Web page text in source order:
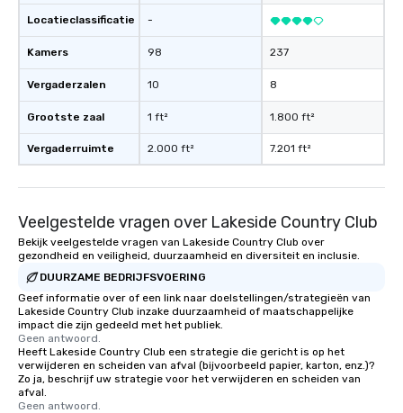
Locatieclassificatie
Kamers
Vergaderzalen
Grootste zaal
Vergaderruimte
-
98
10
1 ft²
2.000 ft²
237
8
1.800 ft²
7.201 ft²
Veelgestelde vragen over Lakeside Country Club
Bekijk veelgestelde vragen van Lakeside Country Club over
gezondheid en veiligheid, duurzaamheid en diversiteit en inclusie.
DUURZAME BEDRIJFSVOERING
Geef informatie over of een link naar doelstellingen/strategieën van
Lakeside Country Club inzake duurzaamheid of maatschappelijke
impact die zijn gedeeld met het publiek.
Geen antwoord.
Heeft Lakeside Country Club een strategie die gericht is op het
verwijderen en scheiden van afval (bijvoorbeeld papier, karton, enz.)?
Zo ja, beschrijf uw strategie voor het verwijderen en scheiden van
afval.
Geen antwoord.